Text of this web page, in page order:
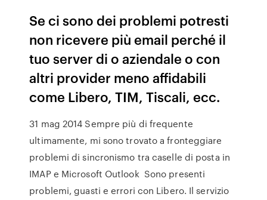
Se ci sono dei problemi potresti
non ricevere più email perché il
tuo server di o aziendale o con
altri provider meno affidabili
come Libero, TIM, Tiscali, ecc.
31 mag 2014 Sempre più di frequente
ultimamente, mi sono trovato a fronteggiare
problemi di sincronismo tra caselle di posta in
IMAP e Microsoft Outlook Sono presenti
problemi, guasti e errori con Libero. Il servizio